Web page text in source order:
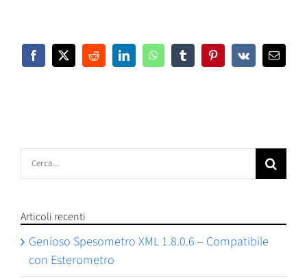
Facebook
X RedditLinkedInWhatsAppTumblrPinterest
Vk Email
Cerca
per:
Articoli recenti
Genioso Spesometro XML 1.8.0.6 – Compatibile
con Esterometro